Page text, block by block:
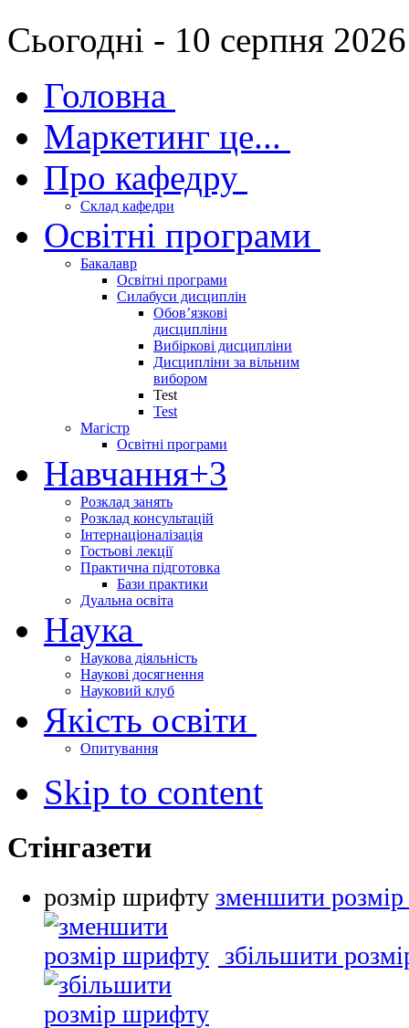
Сьогодні - 10 серпня
Головна
Маркетинг це...
Про кафедру
Склад кафедри
Освітні програми
Бакалавр
Освітні програми
Силабуси дисциплін
Обов’язкові
дисципліни
Вибіркові дисципліни
Дисципліни за вільним
вибором
Test
Test
Магістр
Освітні програми
Навчання+3
Розклад занять
Розклад консультацій
Інтернаціоналізація
Гостьові лекції
Практична підготовка
Бази практики
Дуальна освіта
Наука
Наукова діяльність
Наукові досягнення
Науковий клуб
Якість освіти
Опитування
Skip to content
Стінгазети
розмір шрифту зменшити
збільшити